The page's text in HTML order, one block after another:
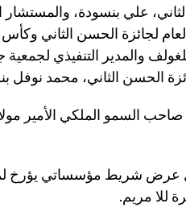
علي بنسودة، والمستشار
لجائزة الحسن الثاني وكأس
والمدير التنفيذي
الحسن الثاني، محمد نوفل
السمو الملكي الأمير
عرض شريط مؤسساتي يؤرخ
للا مريم.